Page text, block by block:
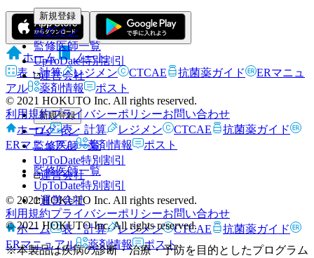
新規登録
ログイン
監修医師一覧
UpToDate特別割引
運営会社
© 2021 HOKUTO Inc. All rights reserved.
利用規約プライバシーポリシーお問い合わせ
ホーム
表・計算 レジメン CTCAE
抗菌薬ガイド
ERマニュアル
薬剤情報 ポスト
監修医師一覧
UpToDate特別割引
運営会社
© 2021 HOKUTO Inc. All rights reserved.
※本製品は疾病の診断・治療・予防を目的としたプログラム
ホーム
ノート
表・計算
レジメン CTCAE 抗菌薬ガイド
ERマニュ
アル
薬剤情報 ポスト
新規登録
ログイン
監修医師一覧
UpToDate特別割引
運営会社
© 2021 HOKUTO Inc. All rights reserved.
利用規約プライバシーポリシーお問い合わせ
ホーム
表・計算 レジメン CTCAE
抗菌薬ガイド
ERマニュアル
薬剤情報 ポスト